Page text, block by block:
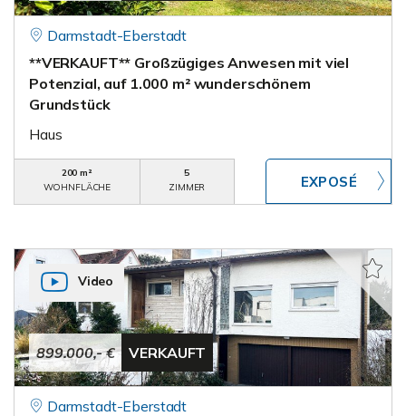
Darmstadt-Eberstadt
**VERKAUFT** Großzügiges Anwesen mit viel
Potenzial, auf 1.000 m² wunderschönem
Grundstück
Haus
200 m²
WOHNFLÄCHE
5
ZIMMER
899.000,- € VERKAUFT
Video
Darmstadt-Eberstadt